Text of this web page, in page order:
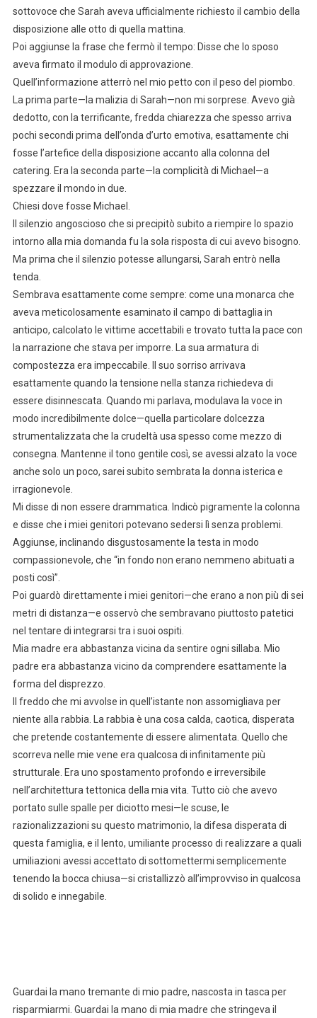
sottovoce che Sarah aveva ufficialmente richiesto il cambio della
disposizione alle otto di quella mattina.
Poi aggiunse la frase che fermò il tempo: Disse che lo sposo
aveva firmato il modulo di approvazione.
Quell’informazione atterrò nel mio petto con il peso del piombo.
La prima parte—la malizia di Sarah—non mi sorprese. Avevo già
dedotto, con la terrificante, fredda chiarezza che spesso arriva
pochi secondi prima dell’onda d’urto emotiva, esattamente chi
fosse l’artefice della disposizione accanto alla colonna del
catering. Era la seconda parte—la complicità di Michael—a
spezzare il mondo in due.
Chiesi dove fosse Michael.
Il silenzio angoscioso che si precipitò subito a riempire lo spazio
intorno alla mia domanda fu la sola risposta di cui avevo bisogno.
Ma prima che il silenzio potesse allungarsi, Sarah entrò nella
tenda.
Sembrava esattamente come sempre: come una monarca che
aveva meticolosamente esaminato il campo di battaglia in
anticipo, calcolato le vittime accettabili e trovato tutta la pace con
la narrazione che stava per imporre. La sua armatura di
compostezza era impeccabile. Il suo sorriso arrivava
esattamente quando la tensione nella stanza richiedeva di
essere disinnescata. Quando mi parlava, modulava la voce in
modo incredibilmente dolce—quella particolare dolcezza
strumentalizzata che la crudeltà usa spesso come mezzo di
consegna. Mantenne il tono gentile così, se avessi alzato la voce
anche solo un poco, sarei subito sembrata la donna isterica e
irragionevole.
Mi disse di non essere drammatica. Indicò pigramente la colonna
e disse che i miei genitori potevano sedersi lì senza problemi.
Aggiunse, inclinando disgustosamente la testa in modo
compassionevole, che “in fondo non erano nemmeno abituati a
posti così”.
Poi guardò direttamente i miei genitori—che erano a non più di sei
metri di distanza—e osservò che sembravano piuttosto patetici
nel tentare di integrarsi tra i suoi ospiti.
Mia madre era abbastanza vicina da sentire ogni sillaba. Mio
padre era abbastanza vicino da comprendere esattamente la
forma del disprezzo.
Il freddo che mi avvolse in quell’istante non assomigliava per
niente alla rabbia. La rabbia è una cosa calda, caotica, disperata
che pretende costantemente di essere alimentata. Quello che
scorreva nelle mie vene era qualcosa di infinitamente più
strutturale. Era uno spostamento profondo e irreversibile
nell’architettura tettonica della mia vita. Tutto ciò che avevo
portato sulle spalle per diciotto mesi—le scuse, le
razionalizzazioni su questo matrimonio, la difesa disperata di
questa famiglia, e il lento, umiliante processo di realizzare a quali
umiliazioni avessi accettato di sottomettermi semplicemente
tenendo la bocca chiusa—si cristallizzò all’improvviso in qualcosa
di solido e innegabile.
Guardai la mano tremante di mio padre, nascosta in tasca per
risparmiarmi. Guardai la mano di mia madre che stringeva il